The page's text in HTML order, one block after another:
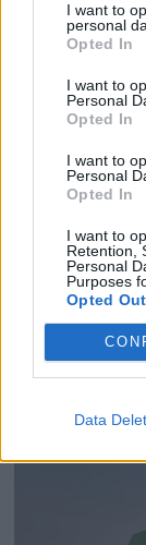
I want to
personal
Opted In
I want to
Personal
Opted In
I want to
Personal
Opted In
I want to
Retention,
Personal
Purposes
Opted Out
Data
salget